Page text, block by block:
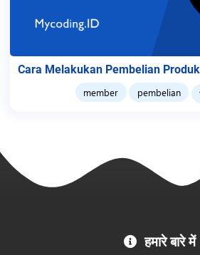
Cara Melakukan Pembelian
member pembelian
हमारे बारे में